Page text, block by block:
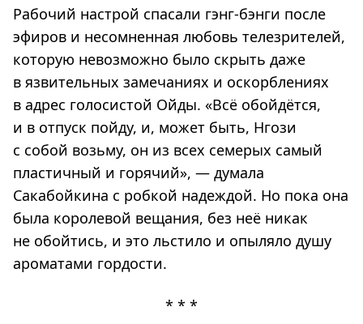
Рабочий настрой спасали гэнг-бэнги после
эфиров и несомненная любовь телезрителей,
которую невозможно было скрыть даже
в язвительных замечаниях и оскорблениях
в адрес голосистой Ойды. «Всё обойдётся,
и в отпуск пойду, и, может быть, Нгози
с собой возьму, он из всех семерых самый
пластичный и горячий», — думала
Сакабойкина с робкой надеждой. Но пока она
была королевой вещания, без неё никак
не обойтись, и это льстило и опыляло душу
ароматами гордости.
* * *